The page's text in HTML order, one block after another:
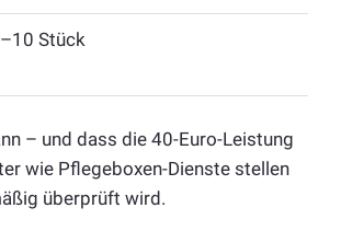
Stück
– und dass die 40-Euro-Leistung
wie Pflegeboxen-Dienste stellen
überprüft wird.